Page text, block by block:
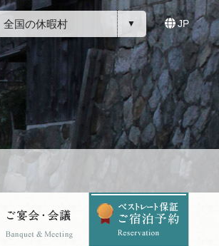
全国の休暇村 JP